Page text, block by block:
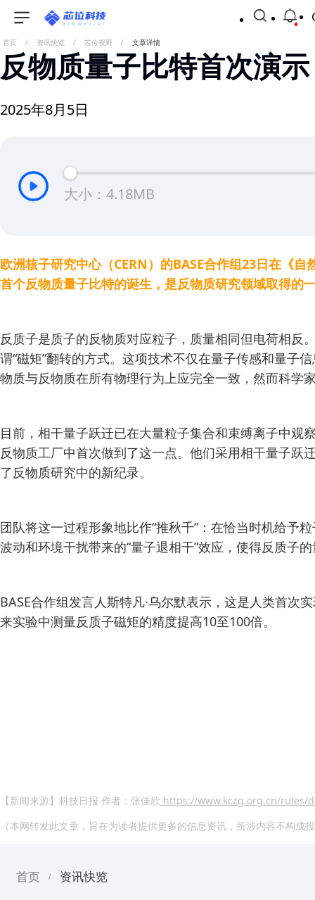
首页 / 资讯快览 / 芯位视野 / 文章详情
反物质量子比特首次演
2025年8月5日
大小：4.18MB
欧洲核子研究中心（CERN）的BASE合作组23日在《
首个反物质量子比特的诞生，是反物质研究领域取得的
反质子是质子的反物质对应粒子，质量相同但电荷相反
谓“磁矩”翻转的方式。这项技术不仅在量子传感和量
物质与反物质在所有物理行为上应完全一致，然而科学
目前，相干量子跃迁已在大量粒子集合和束缚离子中观
反物质工厂中首次做到了这一点。他们采用相干量子跃
了反物质研究中的新纪录。
团队将这一过程形象地比作“推秋千”：在恰当时机给予
波动和环境干扰带来的“量子退相干”效应，使得反质子
BASE合作组发言人斯特凡·乌尔默表示，这是人类首
来实验中测量反质子磁矩的精度提高10至100倍。
【新闻来源】科技日报 作者：张佳欣 https://www.kczg.org.cn/rules/
（本网转发此文章，旨在为读者提供更多的信息资讯，所涉内容不构
首页 / 资讯快览